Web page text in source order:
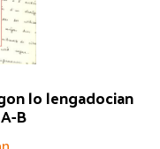
lo lengadocian
B